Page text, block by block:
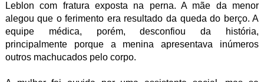
Leblon com fratura exposta na perna. A mãe da menor
alegou que o ferimento era resultado da queda do berço. A
equipe médica, porém, desconfiou da história,
principalmente porque a menina apresentava inúmeros
outros machucados pelo corpo.